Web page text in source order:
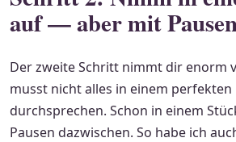
auf — aber mit
Der zweite Schritt nimmt dir enorm
musst nicht alles in einem perfekten
durchsprechen. Schon in einem
Pausen dazwischen. So habe ich